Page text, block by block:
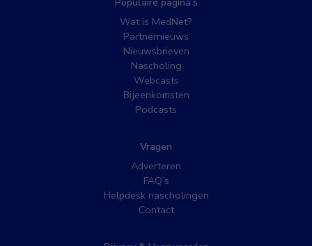
Wat is MedNet?
Partnernieuws
Nieuwsbrieven
Nascholing
Webcasts
Bijeenkomsten
Podcasts
Vragen
Adverteren
FAQ’s
Helpdesk nascholingen
Contact